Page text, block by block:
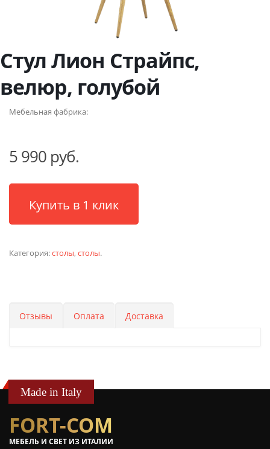
Стул Лион Страйпс,
велюр, голубой
Мебельная фабрика:
5 990 руб.
Купить в 1 клик
Категория:столы,столы.
Отзывы Оплата Доставка
Made in Italy
FORT-COM
МЕБЕЛЬ И СВЕТ ИЗ ИТАЛИИ